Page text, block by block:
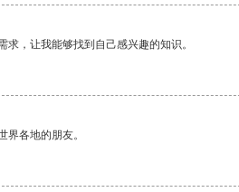
，让我能够找到自己感兴趣的知识。
各地的朋友。